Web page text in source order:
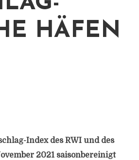
HÄFEN
Index des RWI und des
2021 saisonbereinigt